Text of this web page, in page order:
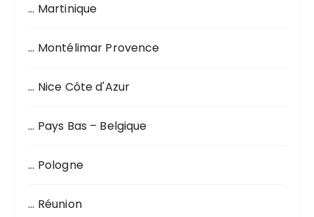
… Martinique
… Montélimar Provence
… Nice Côte d'Azur
… Pays Bas – Belgique
… Pologne
… Réunion